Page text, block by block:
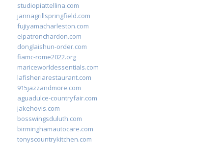
studiopiattellina.com
jannagrillspringfield.com
fujiyamacharleston.com
elpatronchardon.com
donglaishun-order.com
fiamc-rome2022.org
mariceworldessentials.com
lafisheriarestaurant.com
915jazzandmore.com
aguadulce-countryfair.com
jakehovis.com
bosswingsduluth.com
birminghamautocare.com
tonyscountrykitchen.com